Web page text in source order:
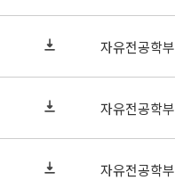
자유전공학부
자유전공학부
자유전공학부